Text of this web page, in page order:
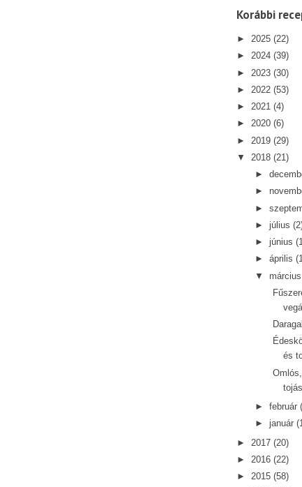
Korábbi
► 2025 (22)
► 2024 (39)
► 2023 (30)
► 2022 (53)
► 2021 (4)
► 2020 (6)
► 2019 (29)
▼
2018 (21)
►
►
►
► július
► június
► április
▼
március
és
► február
► január
► 2017 (20)
► 2016 (22)
► 2015 (58)